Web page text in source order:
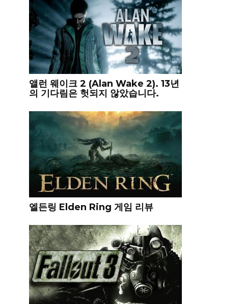
앨런 웨이크 2 (Alan Wake 2). 13년
의 기다림은 헛되지 않았습니다.
엘든링 Elden Ring 게임 리뷰